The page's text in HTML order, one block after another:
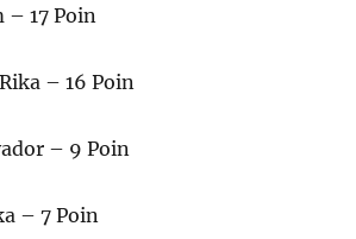
– 17 Poin
– 16 Poin
– 9 Poin
– 7 Poin